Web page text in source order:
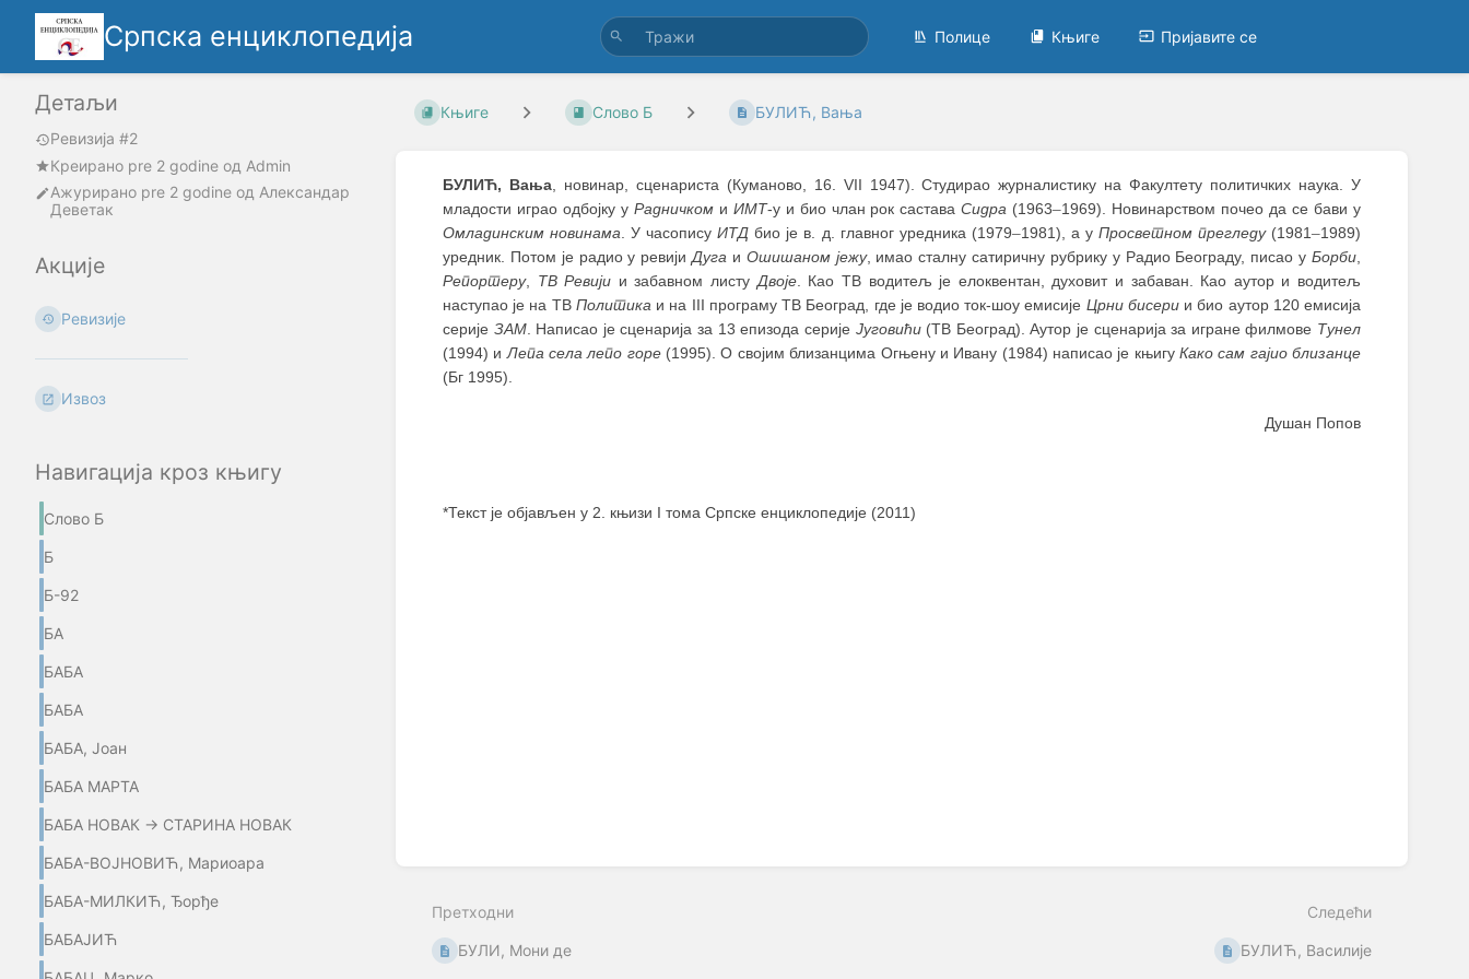
Српска енциклопедија Полице Књиге Пријавите се
Детаљи
Ревизија #2
Креирано pre 2 godine oд Admin
Ажурирано pre 2 godine од Александар
Деветак
Акције
Ревизије
Извоз
Навигација кроз књигу
Слово Б
Б
Б-92
БА
БАБА
БАБА
БАБА, Јоан
БАБА МАРТА
БАБА НОВАК → СТАРИНА НОВАК
БАБА-ВОЈНОВИЋ, Мариоара
БАБА-МИЛКИЋ, Ђорђе
БАБАЈИЋ
Књиге Слово Б БУЛИЋ, Вања
БУЛИЋ, Вања, новинар, сценариста (Куманово, 16. VII 1947). Студирао журналистику на Факултету политичких наука. У
младости играо одбојку у Радничкоми ИМТ-у и био члан рок саставаСидра (1963–1969). Новинарством почео да се бави у
Омладинским новинама. У часописуИТД био је в. д. главног уредника (1979–1981), а у Просветном прегледу(1981–1989)
уредник. Потом је радио у ревијиДуга и Ошишаном јежу, имао сталну сатиричну рубрику у Радио Београду, писао уБорби,
Репортеру, ТВ Ревији и забавном листуДвоје. Као ТВ водитељ је елоквентан, духовит и забаван. Као аутор и водитељ
наступао је на ТВ Политикаи на III програму ТВ Београд, где је водио ток-шоу емисије Црни бисерии био аутор 120 емисија
серије ЗАМ. Написао је сценарија за 13 епизода серије Југовићи(ТВ Београд). Аутор је сценарија за игране филмове Тунел
(1994) иЛепа села лепо горе(1995). О својим близанцима Огњену и Ивану (1984) написао је књигу Како сам гајио близанце
(Бг 1995).
Душан Попов
*Текст је објављен у 2. књизи I тома Српске енциклопедије (2011)
Претходни
БУЛИ, Мони де
Следећи
БУЛИЋ, Василије